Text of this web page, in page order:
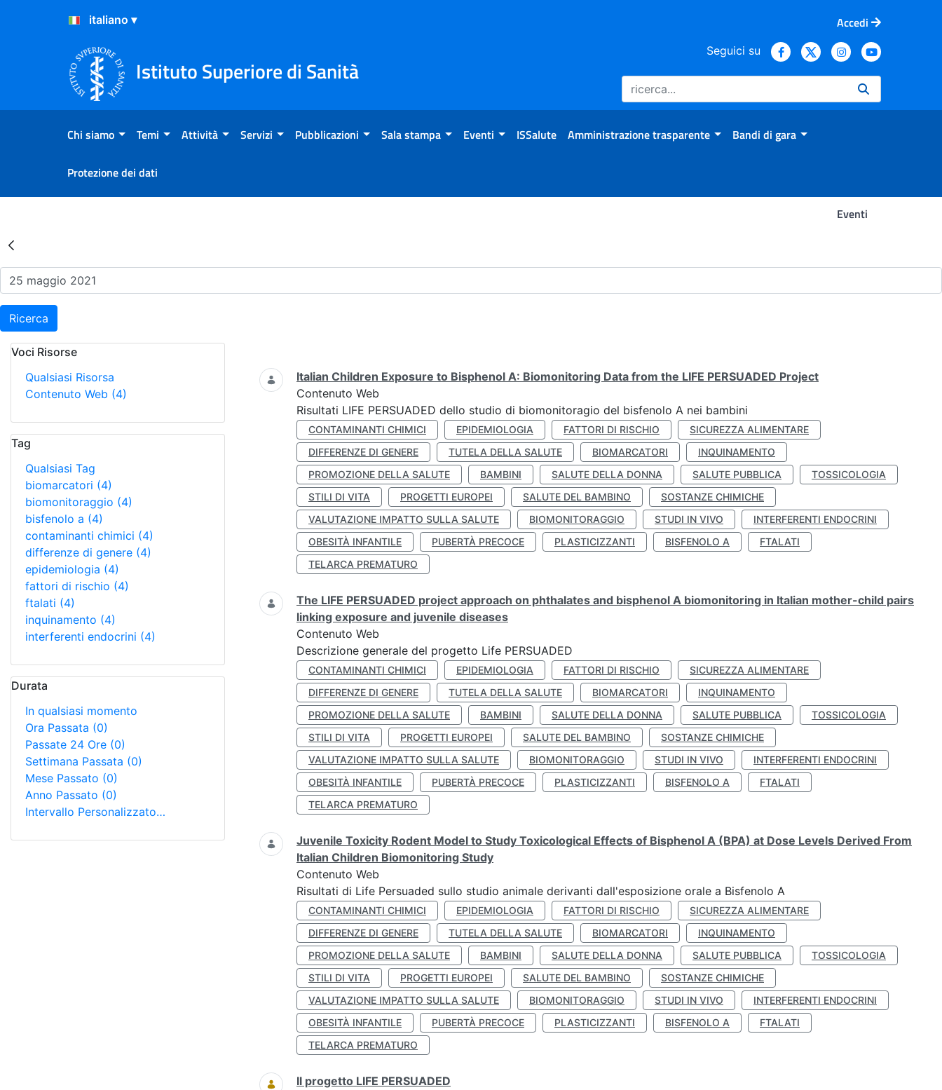
Salta al Contenuto
Salta al Footer
Accedi
Istituto Superiore di Sanità
Seguici su
Chi siamo Temi Attività Servizi Pubblicazioni Sala stampa Eventi ISSalute Amministrazione trasparente Bandi di gara
Protezione dei dati
Eventi
Risultati della Ricerca - Eventi
Ricerca
Voci Risorse
Qualsiasi Risorsa
Contenuto Web (4)
Tag
Qualsiasi Tag
biomarcatori (4)
biomonitoraggio (4)
bisfenolo a (4)
contaminanti chimici (4)
differenze di genere (4)
epidemiologia (4)
fattori di rischio (4)
ftalati (4)
inquinamento (4)
interferenti endocrini (4)
Durata
In qualsiasi momento
Ora Passata (0)
Passate 24 Ore (0)
Settimana Passata (0)
Mese Passato (0)
Anno Passato (0)
Intervallo Personalizzato…
Ricerca
Italian Children Exposure to Bisphenol A: Biomonitoring Data from the LIFE PERSUADED Project
Contenuto Web
Risultati LIFE PERSUADED dello studio di biomonitoragio del bisfenolo A nei bambini
CONTAMINANTI CHIMICI EPIDEMIOLOGIA FATTORI DI RISCHIO
SICUREZZA ALIMENTARE
DIFFERENZE DI GENERE
TUTELA DELLA SALUTE BIOMARCATORI
INQUINAMENTO
PROMOZIONE DELLA SALUTE
BAMBINI SALUTE DELLA DONNA SALUTE PUBBLICA
TOSSICOLOGIA
STILI DI VITA
PROGETTI EUROPEI SALUTE DEL BAMBINO
SOSTANZE CHIMICHE
VALUTAZIONE IMPATTO SULLA SALUTE
BIOMONITORAGGIO STUDI IN VIVO
INTERFERENTI ENDOCRINI
OBESITÀ INFANTILE
PUBERTÀ PRECOCE PLASTICIZZANTI BISFENOLO A
FTALATI
TELARCA PREMATURO
The LIFE PERSUADED project approach on phthalates and bisphenol A biomonitoring in Italian mother-child pairs
linking exposure and juvenile diseases
Contenuto Web
Descrizione generale del progetto Life PERSUADED
CONTAMINANTI CHIMICI EPIDEMIOLOGIA FATTORI DI RISCHIO
SICUREZZA ALIMENTARE
DIFFERENZE DI GENERE
TUTELA DELLA SALUTE BIOMARCATORI
INQUINAMENTO
PROMOZIONE DELLA SALUTE
BAMBINI SALUTE DELLA DONNA SALUTE PUBBLICA
TOSSICOLOGIA
STILI DI VITA
PROGETTI EUROPEI SALUTE DEL BAMBINO
SOSTANZE CHIMICHE
VALUTAZIONE IMPATTO SULLA SALUTE
BIOMONITORAGGIO STUDI IN VIVO
INTERFERENTI ENDOCRINI
OBESITÀ INFANTILE
PUBERTÀ PRECOCE PLASTICIZZANTI BISFENOLO A
FTALATI
TELARCA PREMATURO
Juvenile Toxicity Rodent Model to Study Toxicological Effects of Bisphenol A (BPA) at Dose Levels Derived From
Italian Children Biomonitoring Study
Contenuto Web
Risultati di Life Persuaded sullo studio animale derivanti dall'esposizione orale a Bisfenolo A
CONTAMINANTI CHIMICI EPIDEMIOLOGIA FATTORI DI RISCHIO
SICUREZZA ALIMENTARE
DIFFERENZE DI GENERE
TUTELA DELLA SALUTE BIOMARCATORI
INQUINAMENTO
PROMOZIONE DELLA SALUTE
BAMBINI SALUTE DELLA DONNA SALUTE PUBBLICA
TOSSICOLOGIA
STILI DI VITA
PROGETTI EUROPEI SALUTE DEL BAMBINO
SOSTANZE CHIMICHE
VALUTAZIONE IMPATTO SULLA SALUTE
BIOMONITORAGGIO STUDI IN VIVO
INTERFERENTI ENDOCRINI
OBESITÀ INFANTILE
PUBERTÀ PRECOCE PLASTICIZZANTI BISFENOLO A
FTALATI
TELARCA PREMATURO
Il progetto LIFE PERSUADED